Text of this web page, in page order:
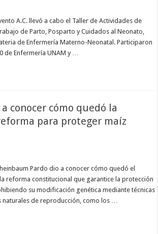
A.C. llevó a cabo el Taller de Actividades de
de Parto, Posparto y Cuidados al Neonato,
de Enfermería Materno-Neonatal. Participaron
de Enfermería UNAM y …
conocer cómo quedó la
para proteger maíz
Pardo dio a conocer cómo quedó el
reforma constitucional que garantice la protección
su modificación genética mediante técnicas
de reproducción, como los …